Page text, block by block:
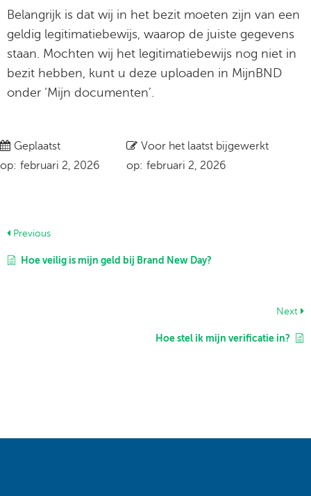
Belangrijk is dat wij in het bezit moeten zijn van een
geldig legitimatiebewijs, waarop de juiste gegevens
staan. Mochten wij het legitimatiebewijs nog niet in
bezit hebben, kunt u deze uploaden in MijnBND
onder ‘Mijn documenten’.
Geplaatst
op: februari 2, 2026
Voor het laatst bijgewerkt
op: februari 2, 2026
Previous
Hoe veilig is mijn geld bij Brand New Day?
Next
Hoe stel ik mijn verificatie in?